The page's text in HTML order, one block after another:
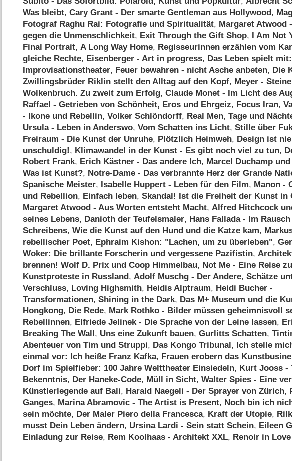
Was bleibt,Cary Grant - Der smarte Gentleman aus Hollywood ,
Fotograf Raghu Rai: Fotografie und Spiritualität, Margaret Atwood
gegen die Unmenschlichkeit, Exit Through the Gift Shop, I Am Not
Final Portrait,A Long Way Home, Regisseurinnen erzählen vom
gleiche Rechte, Eisenberger - Art in progress, Das Leben spielt mit:
Improvisationstheater, Feuer bewahren - nicht Asche anbeten, Die
Zwillingsbrüder Riklin stellt den Alltag auf den Kopf, Meyer -
Wolkenbruch. Zu zweit zum Erfolg,Claude Monet - Im Licht des
Raffael - Getrieben von Schönheit, Eros und Ehrgeiz, Focus Iran,
- Ikone und Rebellin,Volker Schlöndorff, Real Men,Tage und
Ursula - Leben in Anderswo,Vom Schatten ins Licht,Stille über
Freiraum - Die Kunst der Unruhe, Plötzlich Heimweh, Design ist
unschuldig!, Klimawandel in der Kunst - Es gibt noch viel zu tun,
Robert Frank, Erich Kästner - Das andere Ich, Marcel Duchamp
Was ist Kunst?, Notre-Dame - Das verbrannte Herz der Grande
Spanische Meister, Isabelle Huppert - Leben für den Film, Manon -
und Rebellion, Einfach leben,Skandal! Ist die Freiheit der Kunst in
Margaret Atwood - Aus Worten entsteht Macht,Alfred Hitchcock
seines Lebens, Danioth der Teufelsmaler, Hans Fallada - Im
Schreibens,Wie die Kunst auf den Hund und die Katze kam,
rebellischer Poet, Ephraim Kishon: "Lachen, um zu überleben",
Woker: Die brillante Forscherin und vergessene Pazifistin,
brennen! Wolf D. Prix und Coop Himmelbau, Not Me - Eine Reise
Kunstproteste in Russland ,Adolf Muschg - Der Andere,Schätze
Verschluss, Loving Highsmith, Heidis Alptraum, Heidi Bucher -
Transformationen,Shining in the Dark, Das M+ Museum und die
Hongkong, Die Rede, Mark Rothko - Bilder müssen geheimnisvoll
Rebellinnen, Elfriede Jelinek - Die Sprache von der Leine lassen,
Breaking The Wall , Uns eine Zukunft bauen,Gurlitts Schatten,
Abenteuer von Tim und Struppi, Das Kongo Tribunal , Ich stelle
einmal vor: Ich heiße Franz Kafka, Frauen erobern das
Dorf im Spielfieber: 100 Jahre Welttheater Einsiedeln, Kurt Jooss -
Bekenntnis, Der Haneke-Code, Müll in Sicht,Walter Spies - Eine
Künstlerlegende auf Bali, Harald Naegeli - Der Sprayer von Zürich,
Ganges, Marina Abramovic - The Artist is Present, Noch bin ich
sein möchte, Der Maler Piero della Francesca, Kraft der Utopie,
musst Dein Leben ändern, Ursina Lardi - Sein statt Schein, Eileen
Einladung zur Reise, Rem Koolhaas - Architekt XXL, Renoir in Love